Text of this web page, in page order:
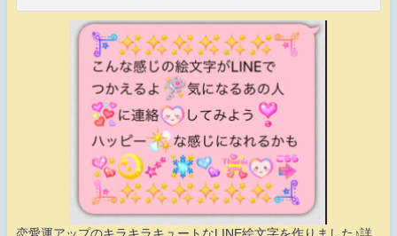
恋愛運アップのキラキラキュートなLINE絵文字を作りました♪詳